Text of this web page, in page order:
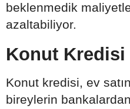
beklenmedik
azaltabiliyor.
Konut Kredisi
Konut kredisi, ev
bireylerin